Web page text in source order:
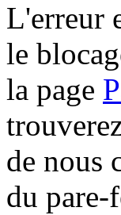
L'erreur
le
la page
de nous
du pare-